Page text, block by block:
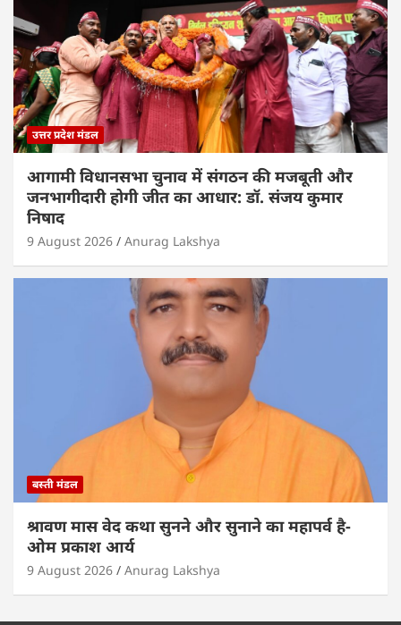
उत्तर प्रदेश मंडल
आगामी विधानसभा चुनाव में संगठन की मजबूती और
जनभागीदारी होगी जीत का आधार: डॉ. संजय कुमार
निषाद
9 August 2026 Anurag Lakshya
बस्ती मंडल
श्रावण मास वेद कथा सुनने और सुनाने का महापर्व है-
ओम प्रकाश आर्य
9 August 2026 Anurag Lakshya